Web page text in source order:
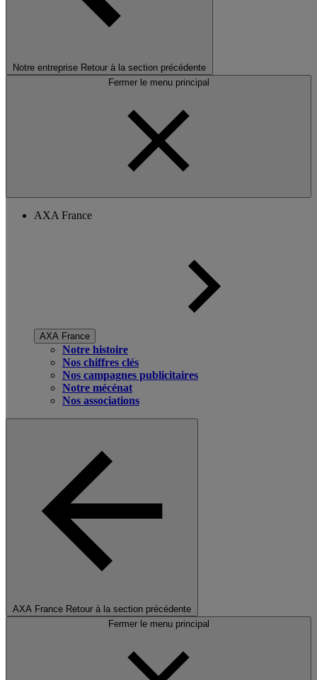
Notre entreprise Retour à la section précédente
Fermer le menu principal
AXA France
AXA France
Notre histoire
Nos chiffres clés
Nos campagnes publicitaires
Notre mécénat
Nos associations
AXA France Retour à la section précédente
Fermer le menu principal